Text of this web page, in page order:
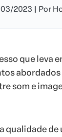
2023 | Por
que leva
abordados
som e
qualidade